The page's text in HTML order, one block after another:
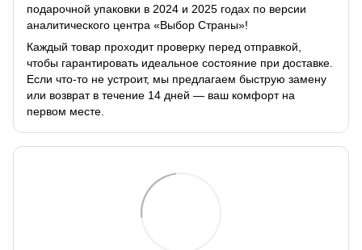
подарочной упаковки в 2024 и 2025 годах по версии
аналитического центра «Выбор Страны»!
Каждый товар проходит проверку перед отправкой,
чтобы гарантировать идеальное состояние при доставке.
Если что-то не устроит, мы предлагаем быструю замену
или возврат в течение 14 дней — ваш комфорт на
первом месте.